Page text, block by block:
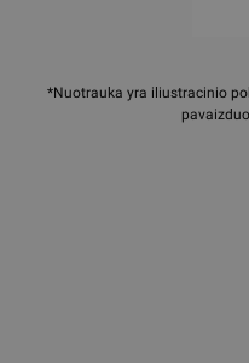
*Nuotrauka yra iliustracinio